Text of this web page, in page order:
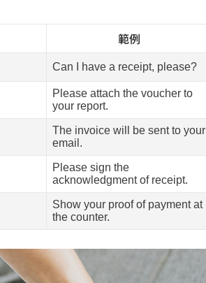
範例
Can I have a receipt, please?
Please attach the voucher to
your report.
The invoice will be sent to your
email.
Please sign the
acknowledgment of receipt.
Show your proof of payment at
the counter.